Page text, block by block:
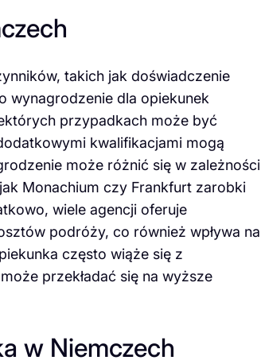
takich jak doświadczenie
wynagrodzenie dla opiekunek
przypadkach może być
kwalifikacjami mogą
może różnić się w zależności
Monachium czy Frankfurt zarobki
wiele agencji oferuje
podróży, co również wpływa na
często wiąże się z
przekładać się na wyższe
w Niemczech